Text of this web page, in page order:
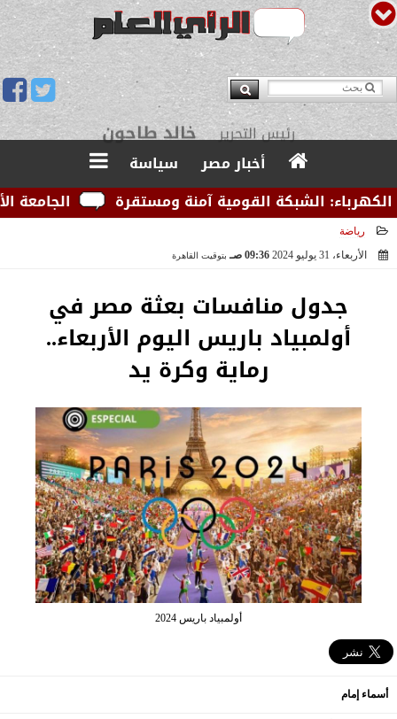
مدير التحرير يوسف قبودان
أخبار مصر
سياسة
الجامعة
الشبكة القومية آمنة ومستقرة
رياضة
الأربعاء، 31 يوليو 2024
09:36 صـ بتوقيت القاهرة
جدول منافسات بعثة مصر في
أولمبياد باريس اليوم الأربعاء..
رماية وكرة يد
أولمبياد باريس 2024
أسماء إمام